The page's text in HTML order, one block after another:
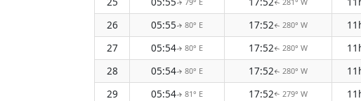
↑ ↑
26
05:55↑ 80° E 17:52↑ 280° W
27
05:54↑ 80° E 17:52↑ 280° W
28
05:54↑ 80° E 17:52↑ 280° W
29
05:54↑ 81° E 17:52↑ 279° W